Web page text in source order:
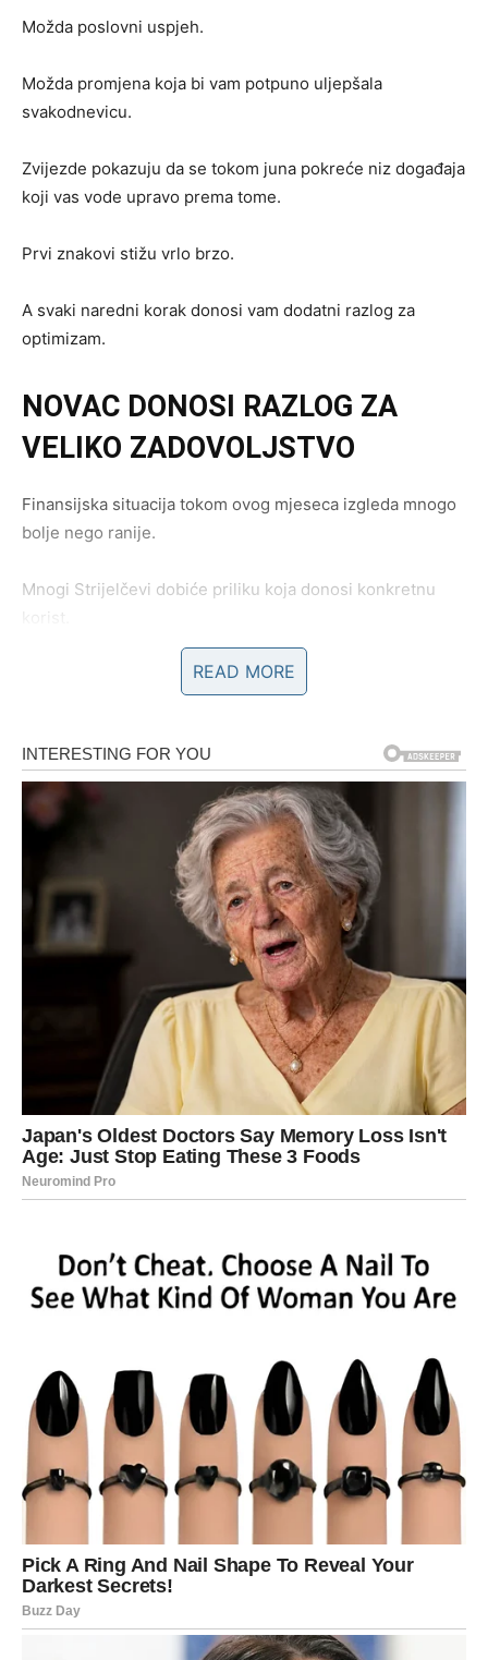
Možda poslovni uspjeh.
Možda promjena koja bi vam potpuno uljepšala
svakodnevicu.
Zvijezde pokazuju da se tokom juna pokreće niz događaja
koji vas vode upravo prema tome.
Prvi znakovi stižu vrlo brzo.
A svaki naredni korak donosi vam dodatni razlog za
optimizam.
NOVAC DONOSI RAZLOG ZA
VELIKO ZADOVOLJSTVO
Finansijska situacija tokom ovog mjeseca izgleda mnogo
bolje nego ranije.
Mnogi Strijelčevi dobiće priliku koja donosi konkretnu
korist.
Neki će ostvariti zaradu koju nisu planirali.
planove.
Neki će jednostavno osjetiti da konačno imaju više
Ovo je mjesec tokom kojeg ćete mnogo lakše ostvarivati
ono što želite.
JEDNA OSOBA DONOSI VAM
SREĆU
Tokom juna posebnu ulogu ima osoba koja ulazi u vaš
život sa veoma važnom misijom.
Možda će vam otvoriti nova vrata.
Možda vas inspirisati.
Možda vam pomoći da donesete odluku koju dugo
odgađate.
Kako god bilo, susret sa tom osobom neće biti slučajan.
READ MORE